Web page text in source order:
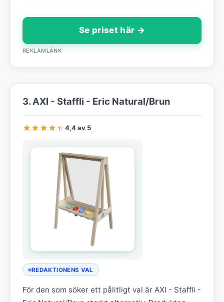
Se priset här →
REKLAMLÄNK
3. AXI - Staffli - Eric Natural/Brun
4,4 av 5
REDAKTIONENS VAL
För den som söker ett pålitligt val är AXI - Staffli -